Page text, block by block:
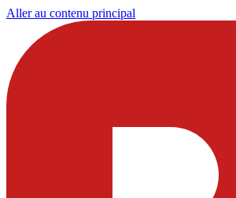
Aller au contenu principal